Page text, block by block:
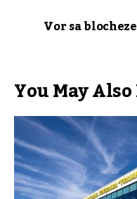
Vor sa
You May